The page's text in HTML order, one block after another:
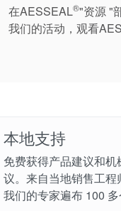
在AESSEAL®"资源 "
我们的活动，观看
本地支持
免费获得产品建议和
议。来自当地销售工程
我们的专家遍布 100 多